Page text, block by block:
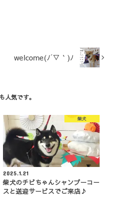
welcome(ﾉ´▽｀)ﾉ
人気です。
柴犬
2025.1.21
柴犬のチビちゃんシャンプーコー
スと送迎サービスでご来店♪